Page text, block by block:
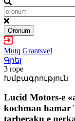
Oronum
Mutq Grantsvel
Գրել
3 rope
Խմբագրություն
Lucid Motors-e
kochman hamar
tarberakn e